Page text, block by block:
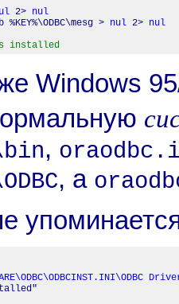
2> nul
> nul 2> nul
installed
Windows
,
, а